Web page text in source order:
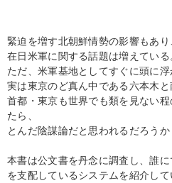
緊迫を増す北朝鮮情勢の影響もあ
在日米軍に関する話題は増えている
ただ、米軍基地としてすぐに頭に浮
実は東京のど真ん中である六本木と
首都・東京も世界でも類を見ない
たら、
とんだ陰謀論だと思われるだろうか
本書は公文書を丹念に調査し、誰
を支配しているシステムを紹介して